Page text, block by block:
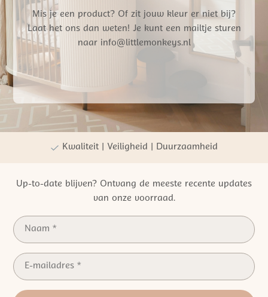
Mis je een product? Of zit jouw kleur er niet bij?
Laat het ons dan weten! Je kunt een mailtje sturen
naar info@littlemonkeys.nl
Gratis verzending vanaf €50,- NL
Persoonlijke winkelervaring
Kwaliteit | Veiligheid | Duurzaamheid
Up-to-date blijven? Ontvang de meeste recente updates
van onze voorraad.